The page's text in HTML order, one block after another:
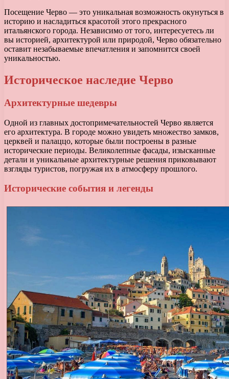
Посещение Черво — это уникальная возможность окунуться в
историю и насладиться красотой этого прекрасного
итальянского города. Независимо от того, интересуетесь ли
вы историей, архитектурой или природой, Черво обязательно
оставит незабываемые впечатления и запомнится своей
уникальностью.
Историческое наследие Черво
Архитектурные шедевры
Одной из главных достопримечательностей Черво является
его архитектура. В городе можно увидеть множество замков,
церквей и палаццо, которые были построены в разные
исторические периоды. Великолепные фасады, изысканные
детали и уникальные архитектурные решения приковывают
взгляды туристов, погружая их в атмосферу прошлого.
Исторические события и легенды